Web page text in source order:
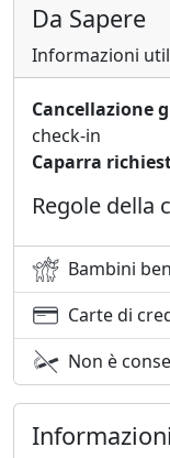
Da Sapere
Informazioni
Cancellazione
check-in
Caparra
Regole della
Bambini
Carte di
Non è